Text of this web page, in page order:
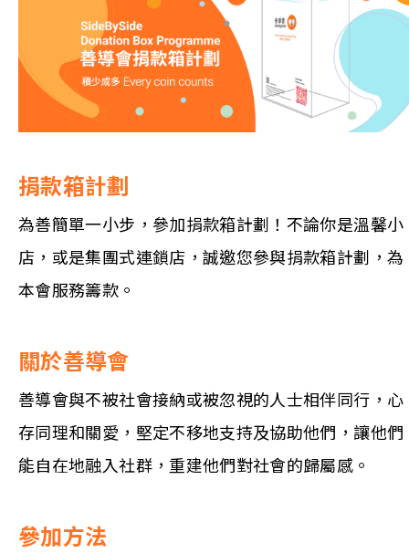
捐款箱計劃
為善簡單一小步，參加捐款箱計劃！不論你是溫馨小
店，或是集團式連鎖店，誠邀您參與捐款箱計劃，為
本會服務籌款。
關於善導會
善導會與不被社會接納或被忽視的⼈士相伴同⾏，⼼
存同理和關愛，堅定不移地支持及協助他們，讓他們
能⾃在地融入社群，重建他們對社會的歸屬感。
參加方法